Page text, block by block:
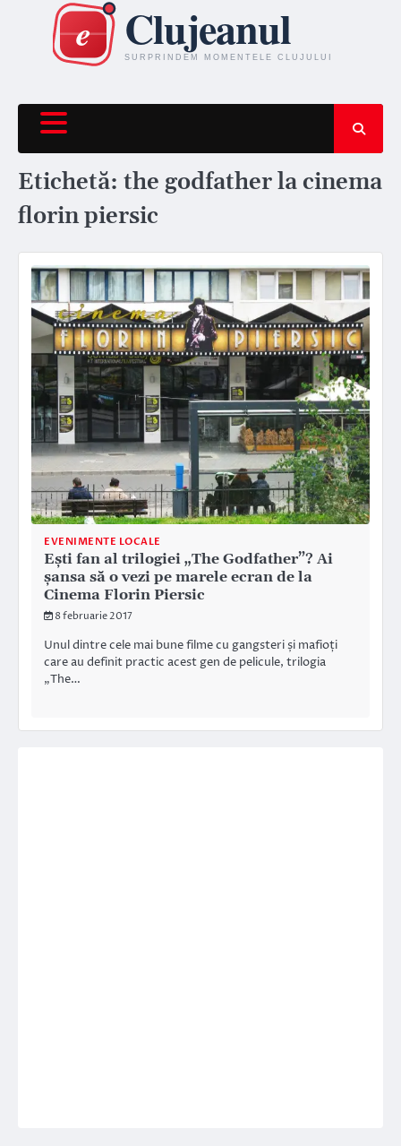
content
Etichetă: the godfather la cinema
florin piersic
EVENIMENTE LOCALE
Ești fan al trilogiei „The Godfather”? Ai
șansa să o vezi pe marele ecran de la
Cinema Florin Piersic
8 februarie 2017
Unul dintre cele mai bune filme cu gangsteri și mafioți
care au definit practic acest gen de pelicule, trilogia
„The…